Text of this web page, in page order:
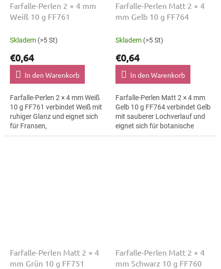
Farfalle-Perlen 2 × 4 mm
Weiß 10 g FF761
Skladem (>5 St)
€0,64
In den Warenkorb
Farfalle-Perlen 2 × 4 mm Weiß
10 g FF761 verbindet Weiß mit
ruhiger Glanz und eignet sich
für Fransen,
Trachtenaccessoires und
Farfalle-Perlen Matt 2 × 4
mm Gelb 10 g FF764
Skladem (>5 St)
€0,64
In den Warenkorb
Farfalle-Perlen Matt 2 × 4 mm
Gelb 10 g FF764 verbindet Gelb
mit sauberer Lochverlauf und
eignet sich für botanische
Motive, Ohrringe und
Farfalle-Perlen Matt 2 × 4
mm Grün 10 g FF751
Farfalle-Perlen Matt 2 × 4
mm Schwarz 10 g FF760